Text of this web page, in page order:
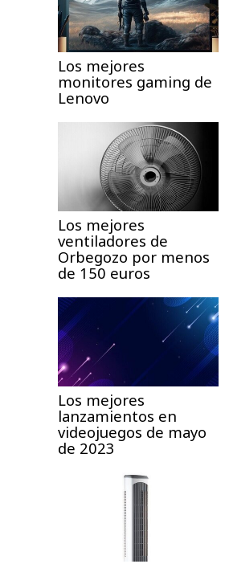
Los mejores
monitores gaming de
Lenovo
Los mejores
ventiladores de
Orbegozo por menos
de 150 euros
Los mejores
lanzamientos en
videojuegos de mayo
de 2023